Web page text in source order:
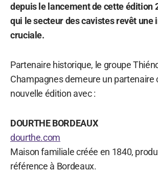
depuis le lancement de cette édition
qui le secteur des cavistes revêt une
cruciale.
Partenaire historique, le groupe
Champagnes demeure un partenaire
nouvelle édition avec :
DOURTHE BORDEAUX
dourthe.com
Maison familiale créée en 1840,
référence à Bordeaux.